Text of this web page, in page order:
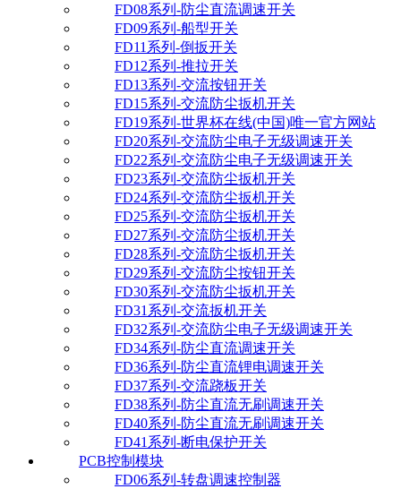
FD08系列-防尘直流调速开关
FD09系列-船型开关
FD11系列-倒扳开关
FD12系列-推拉开关
FD13系列-交流按钮开关
FD15系列-交流防尘扳机开关
FD19系列-世界杯在线(中国)唯一官方网站
FD20系列-交流防尘电子无级调速开关
FD22系列-交流防尘电子无级调速开关
FD23系列-交流防尘扳机开关
FD24系列-交流防尘扳机开关
FD25系列-交流防尘扳机开关
FD27系列-交流防尘扳机开关
FD28系列-交流防尘扳机开关
FD29系列-交流防尘按钮开关
FD30系列-交流防尘扳机开关
FD31系列-交流扳机开关
FD32系列-交流防尘电子无级调速开关
FD34系列-防尘直流调速开关
FD36系列-防尘直流锂电调速开关
FD37系列-交流跷板开关
FD38系列-防尘直流无刷调速开关
FD40系列-防尘直流无刷调速开关
FD41系列-断电保护开关
PCB控制模块
FD06系列-转盘调速控制器